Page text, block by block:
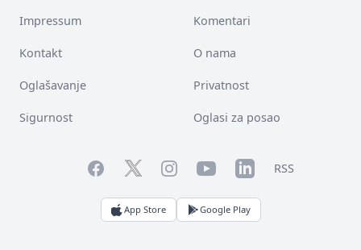
Impressum Komentari
Kontakt O nama
Oglašavanje Privatnost
Sigurnost Oglasi za posao
FacebookTwitterInstagramYouTubeLinkedInRSS
App Store Google Play